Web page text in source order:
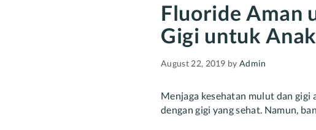
Fluoride Aman
Gigi untuk Anak
August 22, 2019 byAdmin
Menjaga kesehatan mulut dan gigi
dengan gigi yang sehat. Namun,